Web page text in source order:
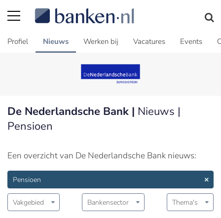
Profiel Nieuws Werken bij Vacatures Events
De Nederlandsche Bank | Nieuws |
Pensioen
Een overzicht van De Nederlandsche Bank nieuws:
Pensioen
Vakgebied Bankensector Thema's